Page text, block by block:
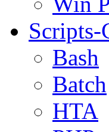
Scripts-
Bash
Batch
HTA